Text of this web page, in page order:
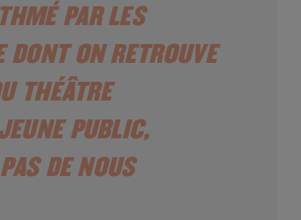
PAR LES
ON RETROUVE
THÉÂTRE
PUBLIC,
DE NOUS